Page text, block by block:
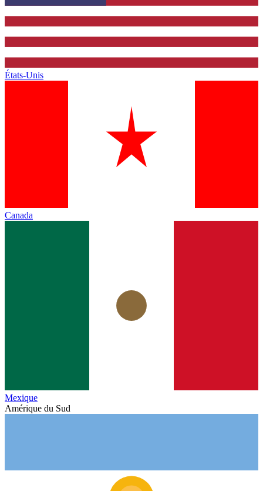
États-Unis
Canada
Mexique
Amérique du Sud